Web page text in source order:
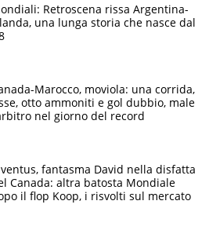
Retroscena rissa Argentina-
una lunga storia che nasce dal
Marocco, moviola: una corrida,
otto ammoniti e gol dubbio, male
nel giorno del record
fantasma David nella disfatta
Canada: altra batosta Mondiale
il flop Koop, i risvolti sul mercato